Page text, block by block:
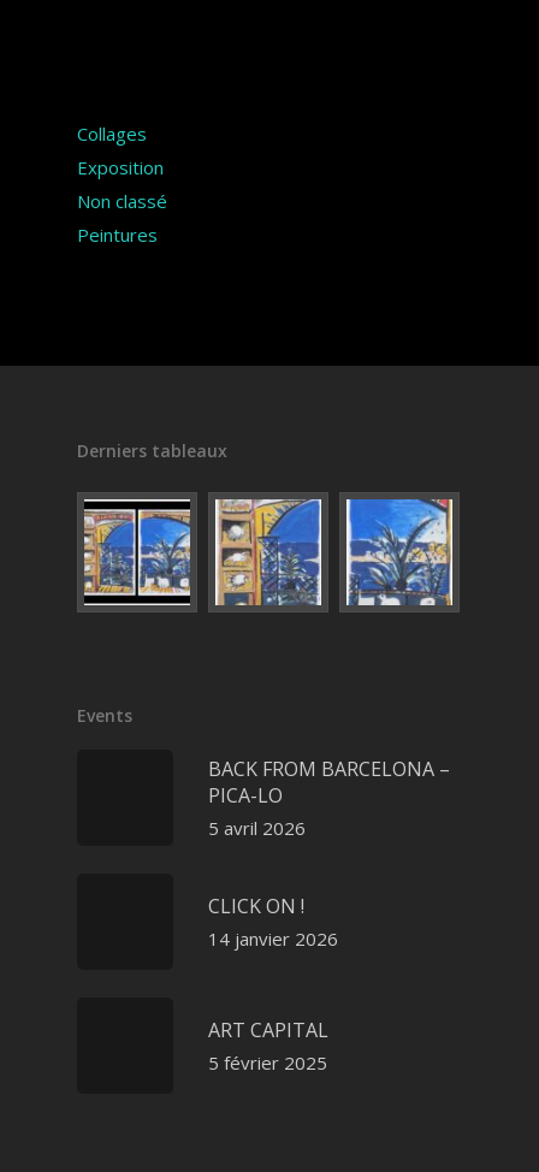
Collages
Exposition
Non classé
Peintures
Derniers tableaux
Events
BACK FROM BARCELONA –
PICA-LO
5 avril 2026
CLICK ON !
14 janvier 2026
ART CAPITAL
5 février 2025